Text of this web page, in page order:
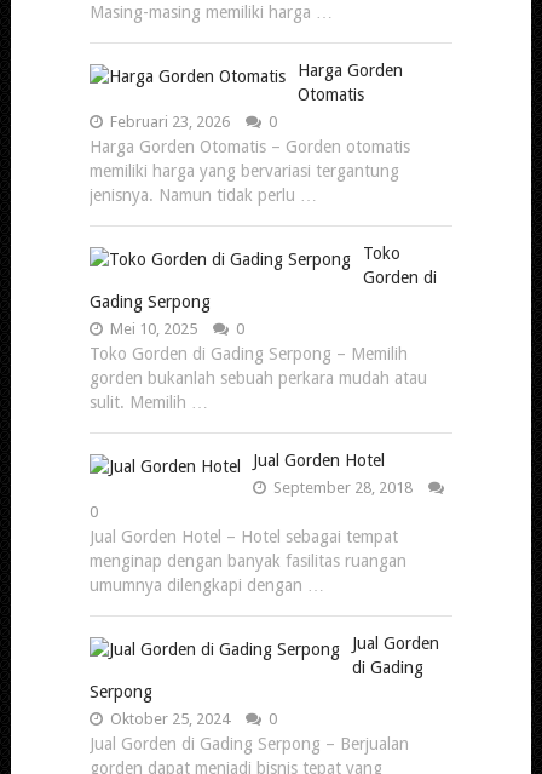
Masing-masing memiliki harga …
Harga Gorden
Otomatis
Februari 23, 2026 0
Harga Gorden Otomatis – Gorden otomatis
memiliki harga yang bervariasi tergantung
jenisnya. Namun tidak perlu …
Toko
Gorden di
Gading Serpong
Mei 10, 2025 0
Toko Gorden di Gading Serpong – Memilih
gorden bukanlah sebuah perkara mudah atau
sulit. Memilih …
Jual Gorden Hotel
September 28, 2018
0
Jual Gorden Hotel – Hotel sebagai tempat
menginap dengan banyak fasilitas ruangan
umumnya dilengkapi dengan …
Jual Gorden
di Gading
Serpong
Oktober 25, 2024 0
Jual Gorden di Gading Serpong – Berjualan
gorden dapat menjadi bisnis tepat yang